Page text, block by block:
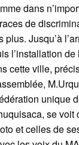
dans
de
plus. Jusqu’à
l’installation de
cette ville,
unique
se voit
et celles de